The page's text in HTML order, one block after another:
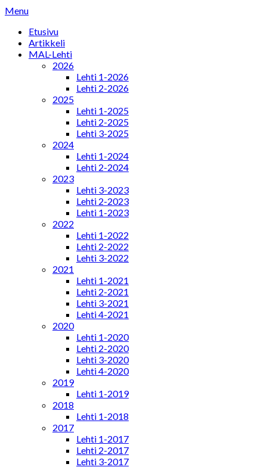
Skip
content
Menu
Etusivu
Artikkeli
MAL-Lehti
2026
Lehti 1-2026
Lehti 2-2026
2025
Lehti 1-2025
Lehti 2-2025
Lehti 3-2025
2024
Lehti 1-2024
Lehti 2-2024
2023
Lehti 3-2023
Lehti 2-2023
Lehti 1-2023
2022
Lehti 1-2022
Lehti 2-2022
Lehti 3-2022
2021
Lehti 1-2021
Lehti 2-2021
Lehti 3-2021
Lehti 4-2021
2020
Lehti 1-2020
Lehti 2-2020
Lehti 3-2020
Lehti 4-2020
2019
Lehti 1-2019
2018
Lehti 1-2018
2017
Lehti 1-2017
Lehti 2-2017
Lehti 3-2017